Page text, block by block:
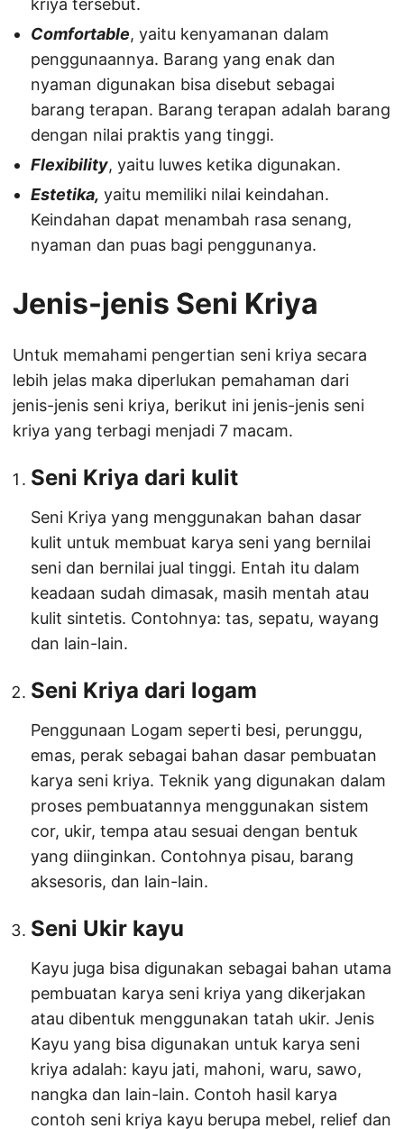
Comfortable, yaitu kenyamanan dalam
penggunaannya. Barang yang enak dan
nyaman digunakan bisa disebut sebagai
barang terapan. Barang terapan adalah barang
dengan nilai praktis yang tinggi.
Flexibility, yaitu luwes ketika digunakan.
Estetika, yaitu memiliki nilai keindahan.
Keindahan dapat menambah rasa senang,
nyaman dan puas bagi penggunanya.
Jenis-jenis Seni Kriya
Untuk memahami pengertian seni kriya secara
lebih jelas maka diperlukan pemahaman dari
jenis-jenis seni kriya, berikut ini jenis-jenis seni
kriya yang terbagi menjadi 7 macam.
Seni Kriya dari kulit
Seni Kriya yang menggunakan bahan dasar
kulit untuk membuat karya seni yang bernilai
seni dan bernilai jual tinggi. Entah itu dalam
keadaan sudah dimasak, masih mentah atau
kulit sintetis. Contohnya: tas, sepatu, wayang
dan lain-lain.
Seni Kriya dari logam
Penggunaan Logam seperti besi, perunggu,
emas, perak sebagai bahan dasar pembuatan
karya seni kriya. Teknik yang digunakan dalam
proses pembuatannya menggunakan sistem
cor, ukir, tempa atau sesuai dengan bentuk
yang diinginkan. Contohnya pisau, barang
aksesoris, dan lain-lain.
Seni Ukir kayu
Kayu juga bisa digunakan sebagai bahan utama
pembuatan karya seni kriya yang dikerjakan
atau dibentuk menggunakan tatah ukir. Jenis
Kayu yang bisa digunakan untuk karya seni
kriya adalah: kayu jati, mahoni, waru, sawo,
nangka dan lain-lain. Contoh hasil karya
contoh seni kriya kayu berupa mebel, relief dan